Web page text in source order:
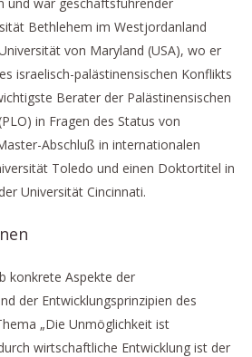
Bethlehem im Westjordanland
von Maryland (USA), wo er
israelisch-palästinensischen Konflikts
Berater der Palästinensischen
in Fragen des Status von
Abschluß in internationalen
Toledo und einen Doktortitel in
Universität Cincinnati.
konkrete Aspekte der
der Entwicklungsprinzipien des
„Die Unmöglichkeit ist
wirtschaftliche Entwicklung ist der